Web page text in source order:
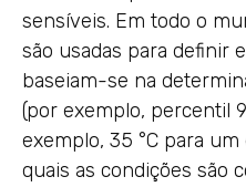
sensíveis. Em todo o
são usadas para definir
baseiam-se na
(por exemplo, percentil
exemplo, 35 °C para
quais as condições são